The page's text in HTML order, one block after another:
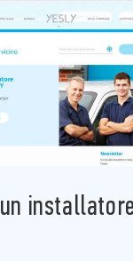
installatore